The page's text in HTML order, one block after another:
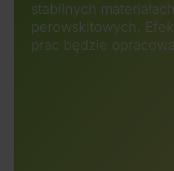
stabilnych materiałach
perowskitowych.
prac będzie